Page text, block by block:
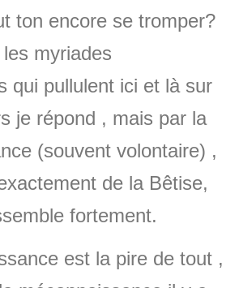
ton encore se tromper?
myriades
qui pullulent ici et là sur
je répond , mais par la
(souvent volontaire) ,
de la Bêtise,
fortement.
est la pire de tout ,